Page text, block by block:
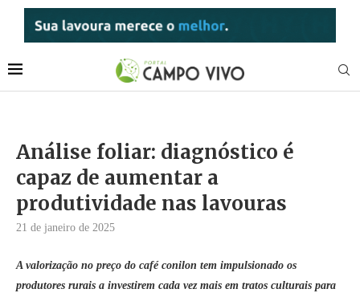
Análise foliar: diagnóstico é
capaz de aumentar a
produtividade nas lavouras
21 de janeiro de 2025
A valorização no preço do café conilon tem impulsionado os
produtores rurais a investirem cada vez mais em tratos culturais para